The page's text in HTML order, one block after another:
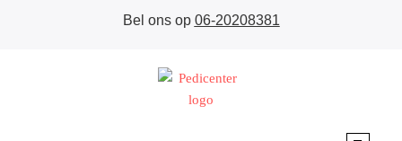
Bel ons op 06-20208381